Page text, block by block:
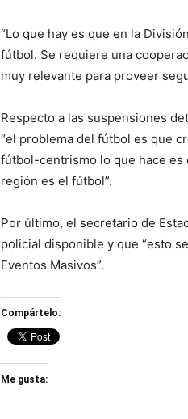
“Lo que hay es que en la
fútbol. Se requiere una
muy relevante para proveer
Respecto a las suspensiones
“el problema del fútbol es que
fútbol-centrismo lo que hace es
región es el fútbol”.
Por último, el secretario de
policial disponible y que “esto
Eventos Masivos”.
Compártelo:
Me gusta: